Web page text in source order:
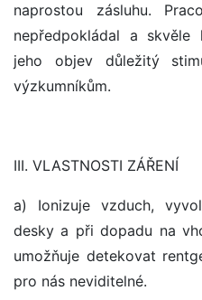
naprostou zásluhu.
nepředpokládal a
jeho objev důležitý
výzkumníkům.
III. VLASTNOSTI ZÁŘENÍ
a) Ionizuje vzduch,
desky a při dopadu na
umožňuje detekovat
pro nás neviditelné.